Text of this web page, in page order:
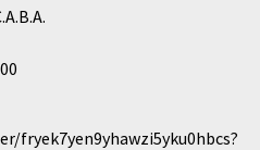
fryek7yen9yhawzi5yku0hbcs?